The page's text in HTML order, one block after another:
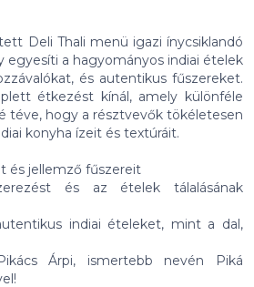
Deli Thali menü igazi ínycsiklandó
egyesíti a hagyományos indiai ételek
és autentikus fűszereket.
étkezést kínál, amely különféle
téve, hogy a résztvevők tökéletesen
konyha ízeit és textúráit.
és jellemző fűszereit
és az ételek tálalásának
indiai ételeket, mint a dal,
Árpi, ismertebb nevén Piká